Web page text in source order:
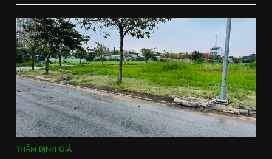
THẨM ĐỊNH GIÁ